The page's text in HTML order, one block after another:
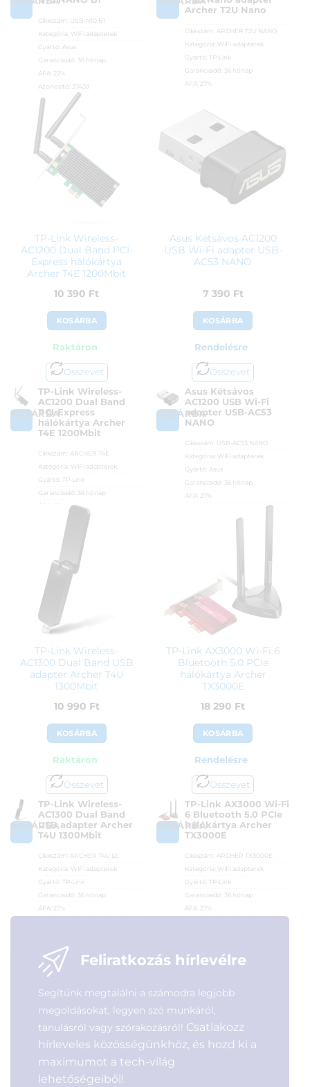
Cikkszám: USB-N10 B1
Kategória: WiFi adapterek
Gyártó: Asus
Garanciaidő:
36 hónap
ÁFA:
27%
Azonosító:
37439
4 290 Ft
Archer T2U Nano
Cikkszám: ARCHER T2U NANO
Kategória: WiFi adapterek
Gyártó:
TP-Link
Garanciaidő:
36 hónap
ÁFA:
27%
Ft
TP-Link Wireless-
AC1200 Dual Band PCI-
Express hálókártya
Archer T4E 1200Mbit
10 390 Ft
KOSÁRBA
Raktáron
Összevet
KOSÁRBA
TP-Link Wireless-
AC1200 Dual Band
PCI-Express
hálókártya Archer
T4E 1200Mbit
Cikkszám:ARCHER T4E
Kategória: WiFi adapterek
Gyártó:
TP-Link
Garanciaidő: 36 hónap
Azonosító:
34996
10 390
Asus Kétsávos AC1200
USB Wi-Fi adapter USB-
AC53 NANO
7 390 Ft
KOSÁRBA
Rendelésre
Összevet
KOSÁRBA
Asus Kétsávos
AC1200 USB Wi-Fi
adapter USB-AC53
NANO
Cikkszám: USB-AC53 NANO
Kategória: WiFi adapterek
Gyártó: Asus
Garanciaidő: 36 hónap
ÁFA: 27%
TP-Link Wireless-
AC1300 Dual Band USB
adapter Archer T4U
1300Mbit
10 990 Ft
KOSÁRBA
Raktáron
Összevet
KOSÁRBA
TP-Link Wireless-
AC1300 Dual Band
USB adapter Archer
T4U 1300Mbit
Cikkszám: ARCHER T4U (2)
Kategória: WiFi adapterek
Gyártó:
TP-Link
Garanciaidő:
36 hónap
ÁFA:
27%
TP-Link AX3000 Wi-Fi 6
Bluetooth 5.0 PCIe
hálókártya Archer
TX3000E
18 290 Ft
KOSÁRBA
Rendelésre
Összevet
KOSÁRBA
TP-Link AX3000 Wi-Fi
6 Bluetooth 5.0 PCIe
hálókártya Archer
TX3000E
Cikkszám: ARCHER TX3000E
Kategória: WiFi adapterek
Gyártó:
TP-Link
Garanciaidő:
36 hónap
ÁFA:
27%
Feliratkozás hírlevélre
Segítünk megtalálni a számodra legjobb
megoldásokat, legyen szó munkáról,
tanulásról vagy szórakozásról! Csatlakozz
hírleveles közösségünkhöz, és hozd ki a
maximumot a tech-világ
lehetőségeiből!